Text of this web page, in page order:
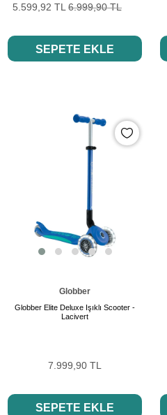
5.599,92 TL 6.999,90 TL
SEPETE EKLE
Globber
Globber Elite Deluxe Işıklı Scooter -
Lacivert
7.999,90 TL
SEPETE EKLE